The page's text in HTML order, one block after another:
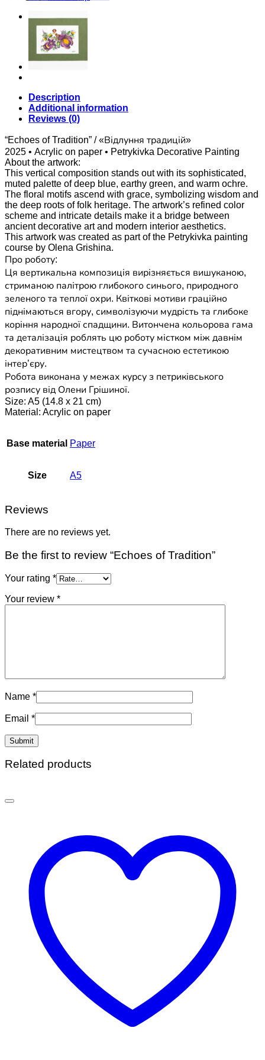
Book now
Description
Additional information
Reviews (0)
“Echoes of Tradition” / «Відлуння традицій»
2025 • Acrylic on paper • Petrykivka Decorative Painting
About the artwork:
This vertical composition stands out with its sophisticated,
muted palette of deep blue, earthy green, and warm ochre.
The floral motifs ascend with grace, symbolizing wisdom and
the deep roots of folk heritage. The artwork’s refined color
scheme and intricate details make it a bridge between
ancient decorative art and modern interior aesthetics.
This artwork was created as part of the Petrykivka painting
course by Olena Grishina.
Про роботу:
Ця вертикальна композиція вирізняється вишуканою,
стриманою палітрою глибокого синього, природного
зеленого та теплої охри. Квіткові мотиви граційно
піднімаються вгору, символізуючи мудрість та глибоке
коріння народної спадщини. Витончена кольорова гама
та деталізація роблять цю роботу містком між давнім
декоративним мистецтвом та сучасною естетикою
інтер’єру.
Робота виконана у межах курсу з петриківського
розпису від Олени Грішиної.
Size: A5 (14.8 x 21 cm)
Material: Acrylic on paper
Base material Paper
Size A5
Reviews
There are no reviews yet.
Be the first to review “Echoes of Tradition”
Your rating *
Your review *
Name *
Email *
Related products